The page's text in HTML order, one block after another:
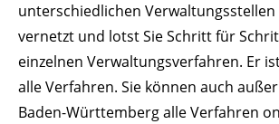
unterschiedlichen
vernetzt und lotst Sie Schritt für
einzelnen Verwaltungsverfahren. Er
alle Verfahren. Sie können auch
Baden-Württemberg alle Verfahren